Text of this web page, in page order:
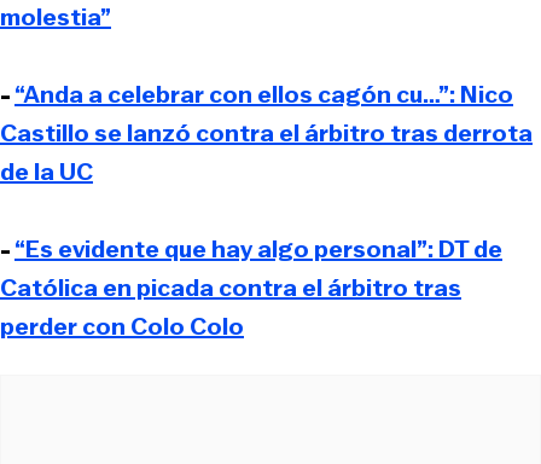
molestia”
-“Anda a celebrar con ellos cagón cu…”: Nico
Castillo se lanzó contra el árbitro tras derrota
de la UC
-“Es evidente que hay algo personal”: DT de
Católica en picada contra el árbitro tras
perder con Colo Colo